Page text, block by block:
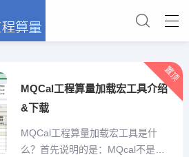
MQCal工程算量加载宏工具介绍
&下载
MQCal工程算量加载宏工具是什
么？首先说明的是：MQcal不是一
置顶